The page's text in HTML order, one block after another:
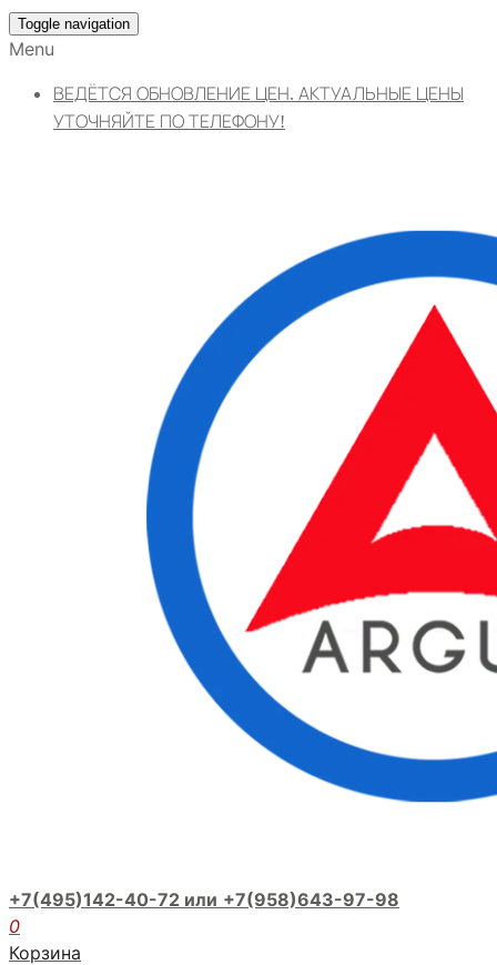
Toggle navigation
Menu
ВЕДЁТСЯ ОБНОВЛЕНИЕ ЦЕН. АКТУАЛЬНЫЕ ЦЕНЫ
УТОЧНЯЙТЕ ПО ТЕЛЕФОНУ!
+7(495)142-40-72 или +7(958)643-97-98
0
Корзина